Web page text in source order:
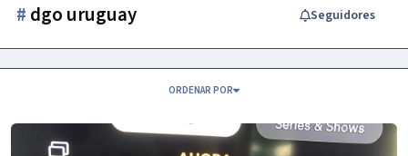
# dgo uruguay Seguidores
ORDENAR POR
DIRECTV GO | Uruguay | Canales, novedades, estrenos y más...